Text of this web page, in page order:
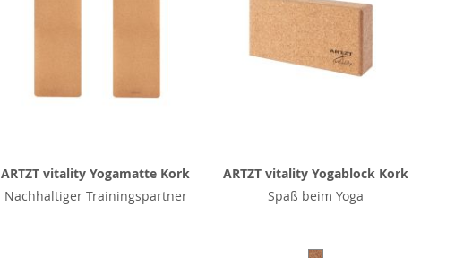
ARTZT vitality Yogamatte Kork
Nachhaltiger Trainingspartner
ARTZT vitality Yogablock Kork
Spaß beim Yoga